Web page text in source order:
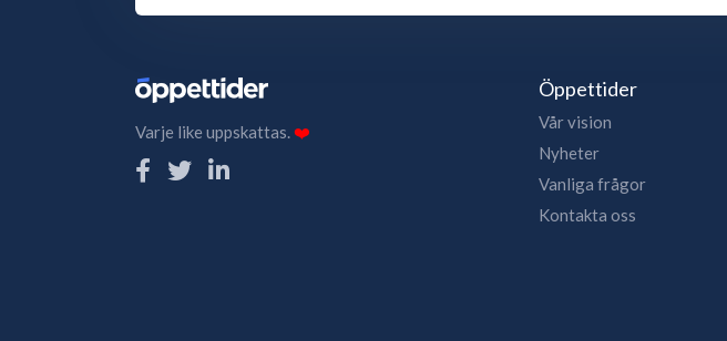
Varje like uppskattas.❤️
Öppettider
Vår vision
Nyheter
Vanliga frågor
Kontakta oss